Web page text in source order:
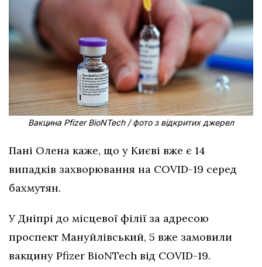
Вакцина Pfizer BioNTech / фото з відкритих джерел
Пані Олена каже, що у Києві вже є 14
випадків захворювання на COVID-19 серед
бахмутян.
У Дніпрі до місцевої філії за адресою
проспект Мануйлівський, 5 вже замовили
вакцину Pfizer BioNTech від COVID-19.